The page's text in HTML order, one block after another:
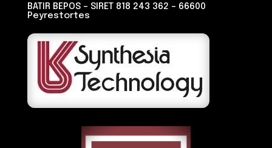
BATIR BEPOS – SIRET 818 243 362 – 66600
Peyrestortes